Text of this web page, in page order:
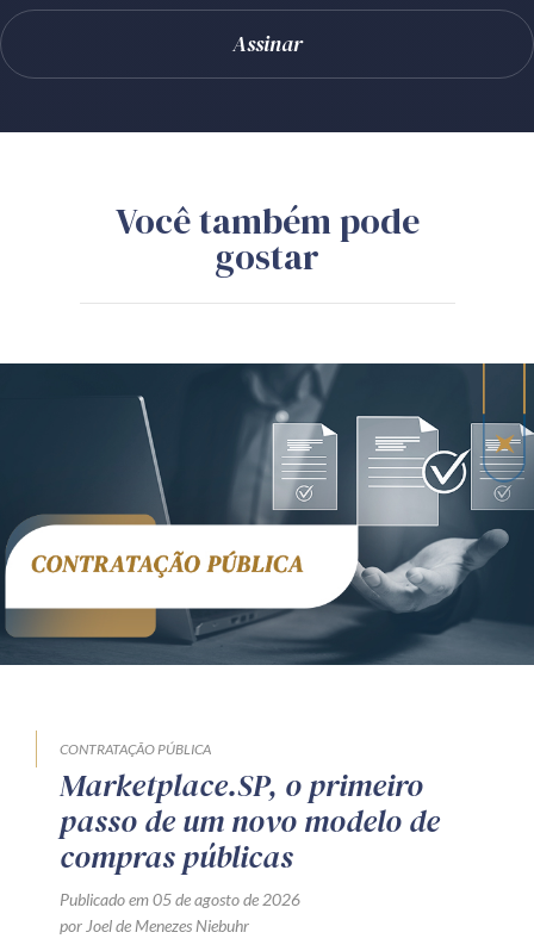
Você também pode
gostar
CONTRATAÇÃO PÚBLICA
Marketplace.SP, o primeiro
passo de um novo modelo de
compras públicas
Publicado em 05 de agosto de 2026
por Joel de Menezes Niebuhr